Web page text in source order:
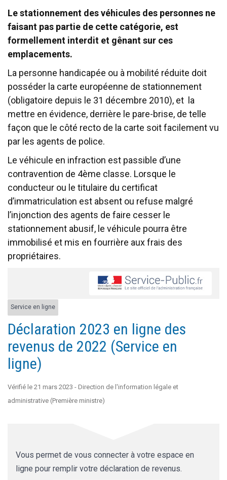
Le stationnement des véhicules des personnes ne
faisant pas partie de cette catégorie, est
formellement interdit et gênant sur ces
emplacements.
La personne handicapée ou à mobilité réduite doit
posséder la carte européenne de stationnement
(obligatoire depuis le 31 décembre 2010), et la
mettre en évidence, derrière le pare-brise, de telle
façon que le côté recto de la carte soit facilement vu
par les agents de police.
Le véhicule en infraction est passible d’une
contravention de 4ème classe. Lorsque le
conducteur ou le titulaire du certificat
d’immatriculation est absent ou refuse malgré
l’injonction des agents de faire cesser le
stationnement abusif, le véhicule pourra être
immobilisé et mis en fourrière aux frais des
propriétaires.
Service en ligne
Déclaration 2023 en ligne des
revenus de 2022 (Service en
ligne)
Vérifié le 21 mars 2023 - Direction de l'information légale et
administrative (Première ministre)
Vous permet de vous connecter à votre espace en
ligne pour remplir votre déclaration de revenus.